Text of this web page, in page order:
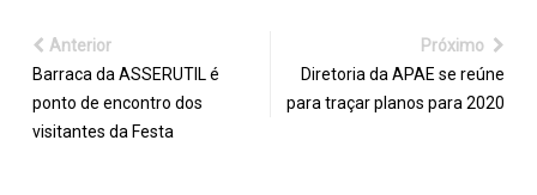
Anterior
Barraca da ASSERUTIL é
ponto de encontro dos
visitantes da Festa
Próximo
Diretoria da APAE se reúne
para traçar planos para 2020